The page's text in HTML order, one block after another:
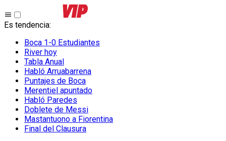
Es tendencia:
Boca 1-0 Estudiantes
River hoy
Tabla Anual
Habló Arruabarrena
Puntajes de Boca
Merentiel apuntado
Habló Paredes
Doblete de Messi
Mastantuono a Fiorentina
Final del Clausura